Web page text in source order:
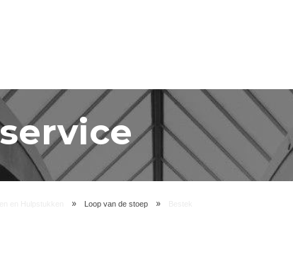
» Loop van de stoep »